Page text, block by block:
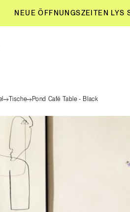
NEUE ÖFFNUNGSZEITEN LYS
Tische Pond Café Table - Black